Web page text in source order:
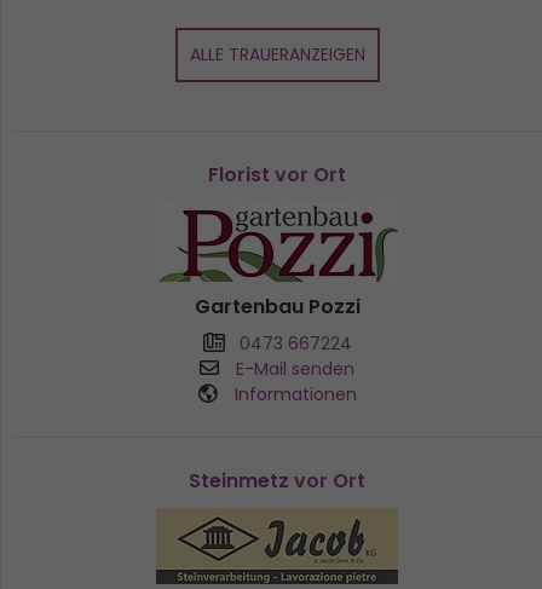
ALLE TRAUERANZEIGEN
Florist vor Ort
Gartenbau Pozzi
0473 667224
E-Mail senden
Informationen
Steinmetz vor Ort